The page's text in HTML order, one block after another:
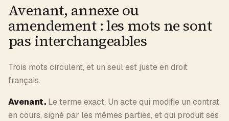
Avenant, annexe ou
amendement : les mots ne sont
pas interchangeables
Trois mots circulent, et un seul est juste en droit
français.
Avenant. Le terme exact. Un acte qui modifie un contrat
en cours, signé par les mêmes parties, et qui produit ses